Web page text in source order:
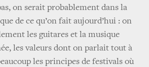
on serait probablement dans la
de ce qu’on fait aujourd’hui : on
les guitares et la musique
les valeurs dont on parlait tout à
les principes de festivals où